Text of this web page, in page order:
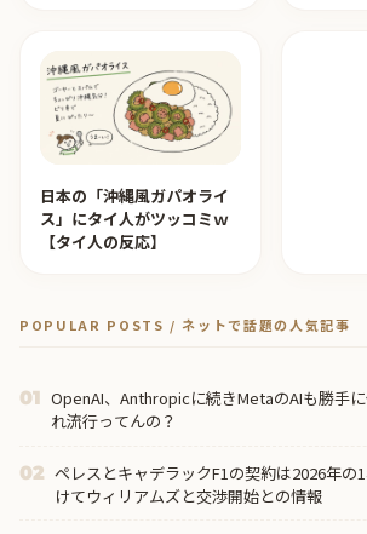
日本の「沖縄風ガパオライ
ス」にタイ人がツッコミｗ
【タイ人の反応】
POPULAR POSTS / ネットで話題の人気記事
01 OpenAI、Anthropicに続きMetaのAIも勝手
れ流行ってんの？
02 ペレスとキャデラックF1の契約は2026年の
けてウィリアムズと交渉開始との情報